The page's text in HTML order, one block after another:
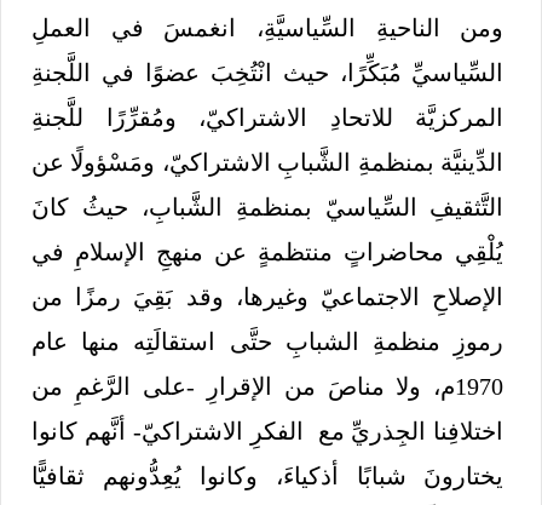
ومن الناحيةِ السِّياسيَّةِ، انغمسَ في العملِ
السِّياسيِّ مُبَكِّرًا، حيث انْتُخِبَ عضوًا في اللَّجنةِ
المركزيَّة للاتحادِ الاشتراكيّ، ومُقرِّرًا للَّجنةِ
الدِّينيَّة بمنظمةِ الشَّبابِ الاشتراكيّ، ومَسْؤولًا عن
التَّثقيفِ السِّياسيّ بمنظمةِ الشَّبابِ، حيثُ كانَ
يُلْقِي محاضراتٍ منتظمةٍ عن منهجِ الإسلامِ في
الإصلاحِ الاجتماعيّ وغيرها، وقد بَقِيَ رمزًا من
رموزِ منظمةِ الشبابِ حتَّى استقالَتِه منها عام
1970م، ولا مناصَ من الإقرارِ -على الرَّغمِ من
اختلافِنا الجِذريِّ مع الفكرِ الاشتراكيّ- أنَّهم كانوا
يختارونَ شبابًا أذكياءَ، وكانوا يُعِدُّونهم ثقافيًّا